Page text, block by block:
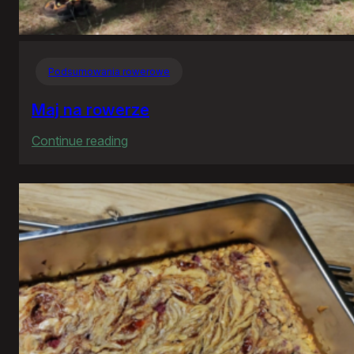
Podsumowania rowerowe
Maj na rowerze
Continue reading
na
rowerze